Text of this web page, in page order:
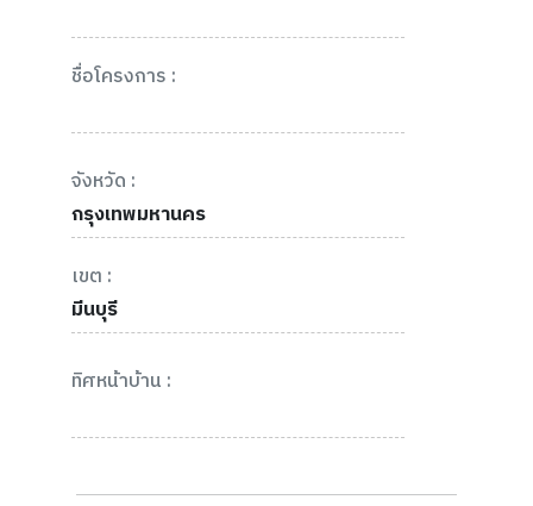
ชื่อโครงการ :
จังหวัด :
กรุงเทพมหานคร
เขต :
มีนบุรี
ทิศหน้าบ้าน :